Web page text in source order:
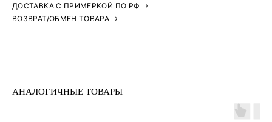
ДОСТАВКА С ПРИМЕРКОЙ ПО РФ
ВОЗВРАТ/ОБМЕН ТОВАРА
АНАЛОГИЧНЫЕ ТОВАРЫ